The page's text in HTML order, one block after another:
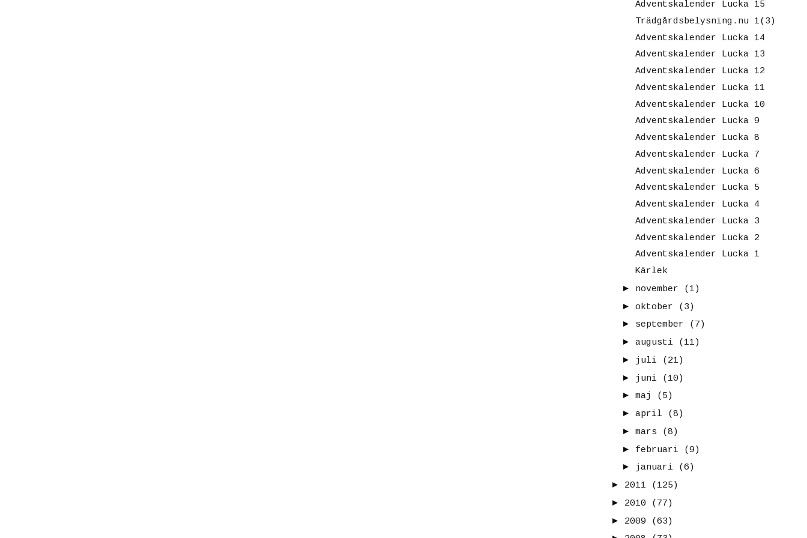
Adventskalender Lucka 15
Trädgårdsbelysning.nu 1(3)
Adventskalender Lucka 14
Adventskalender Lucka 13
Adventskalender Lucka 12
Adventskalender Lucka 11
Adventskalender Lucka 10
Adventskalender Lucka 9
Adventskalender Lucka 8
Adventskalender Lucka 7
Adventskalender Lucka 6
Adventskalender Lucka 5
Adventskalender Lucka 4
Adventskalender Lucka 3
Adventskalender Lucka 2
Adventskalender Lucka 1
Kärlek
► november
(1)
► oktober
(3)
► september
(7)
► augusti
(11)
► juli
(21)
► juni
(10)
► maj
(5)
► april
(8)
► mars
(8)
► februari
(9)
► januari
(6)
► 2011
(125)
► 2010
(77)
► 2009
(63)